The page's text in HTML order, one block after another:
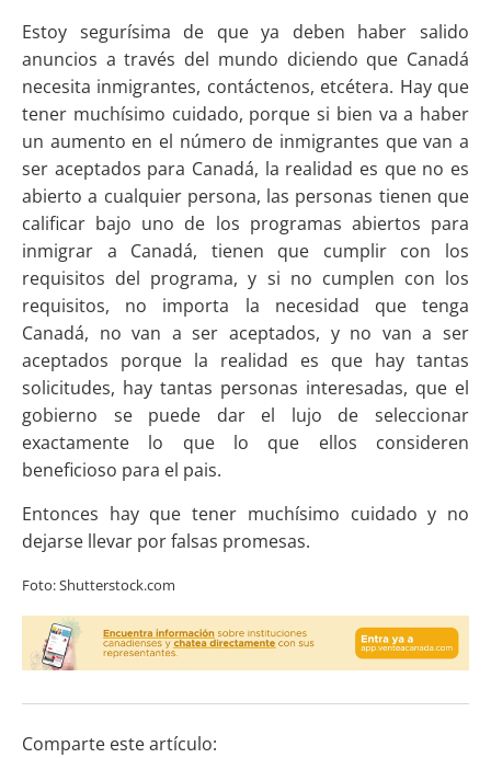
Estoy segurísima de que ya deben haber salido
anuncios a través del mundo diciendo que Canadá
necesita inmigrantes, contáctenos, etcétera. Hay que
tener muchísimo cuidado, porque si bien va a haber
un aumento en el número de inmigrantes que van a
ser aceptados para Canadá, la realidad es que no es
abierto a cualquier persona, las personas tienen que
calificar bajo uno de los programas abiertos para
inmigrar a Canadá, tienen que cumplir con los
requisitos del programa, y si no cumplen con los
requisitos, no importa la necesidad que tenga
Canadá, no van a ser aceptados, y no van a ser
aceptados porque la realidad es que hay tantas
solicitudes, hay tantas personas interesadas, que el
gobierno se puede dar el lujo de seleccionar
exactamente lo que lo que ellos consideren
beneficioso para el pais.
Entonces hay que tener muchísimo cuidado y no
dejarse llevar por falsas promesas.
Foto: Shutterstock.com
Comparte este artículo: